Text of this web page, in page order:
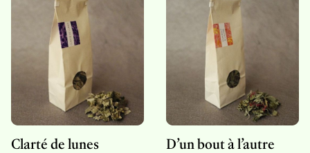
Clarté de lunes D’un bout à l’autre